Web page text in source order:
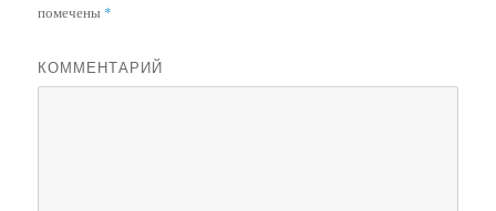
помечены *
КОММЕНТАРИЙ